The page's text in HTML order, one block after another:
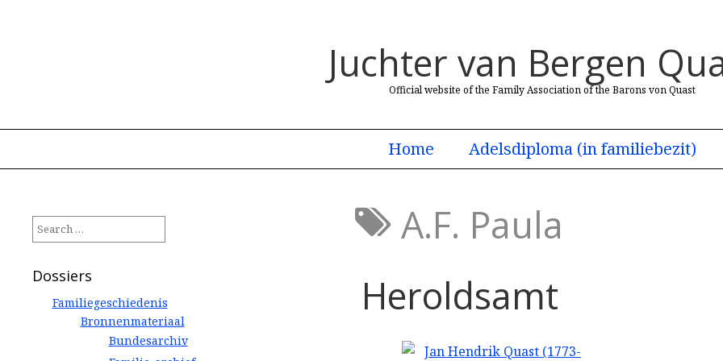
Juchter van Bergen
Official website of the Family Association of the Barons von Quast
Home Adelsdiploma (in familiebezit)
A.F. Paula
Heroldsamt
for:
Dossiers
Familiegeschiedenis
Bronnenmateriaal
Bundesarchiv